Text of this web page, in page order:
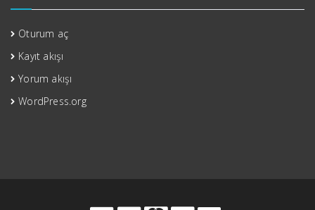
Oturum aç
Kayıt akışı
Yorum akışı
WordPress.org